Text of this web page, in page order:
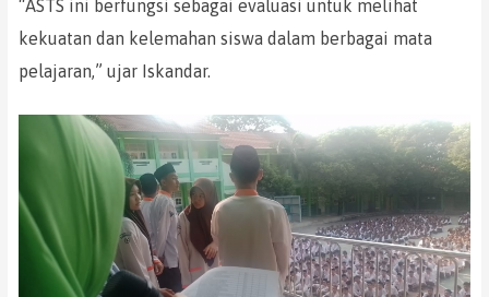
“ASTS ini berfungsi sebagai evaluasi untuk melihat
kekuatan dan kelemahan siswa dalam berbagai mata
pelajaran,” ujar Iskandar.